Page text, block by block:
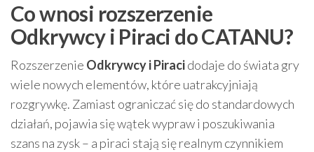
Co wnosi rozszerzenie
Odkrywcy i Piraci do CATANU?
Rozszerzenie Odkrywcy i Piracidodaje do świata gry
wiele nowych elementów, które uatrakcyjniają
rozgrywkę. Zamiast ograniczać się do standardowych
działań, pojawia się wątek wypraw i poszukiwania
szans na zysk – a piraci stają się realnym czynnikiem